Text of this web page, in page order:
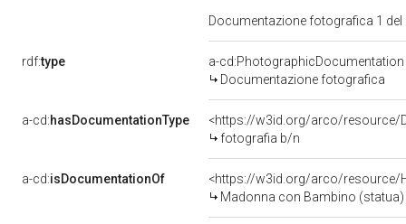
Documentazione fotografica 1
rdf:type
a-cd:PhotographicDocumentation
Documentazione fotografica
a-cd:hasDocumentationType
<https://w3id.org/arco/resource/
fotografia b/n
a-cd:isDocumentationOf
<https://w3id.org/arco/resource/
Madonna con Bambino (statua)